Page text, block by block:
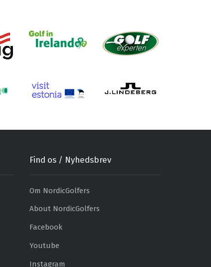
Find os / Nyhedsbrev
Om NordicGolfers
About NordicGolfers
Facebook
Youtube
Instagram